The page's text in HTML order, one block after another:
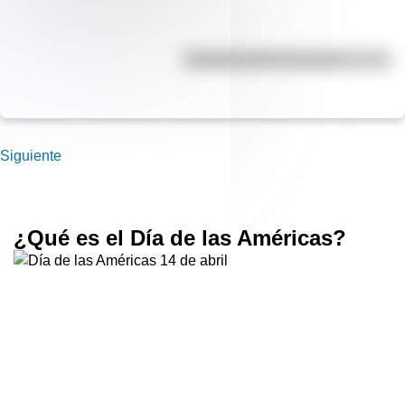
Siguiente
¿Qué es el Día de las Américas?